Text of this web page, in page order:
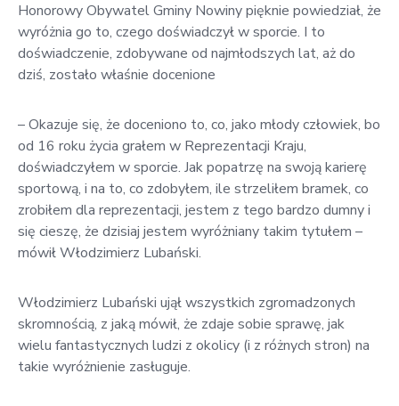
Honorowy Obywatel Gminy Nowiny pięknie powiedział, że
wyróżnia go to, czego doświadczył w sporcie. I to
doświadczenie, zdobywane od najmłodszych lat, aż do
dziś, zostało właśnie docenione
– Okazuje się, że doceniono to, co, jako młody człowiek, bo
od 16 roku życia grałem w Reprezentacji Kraju,
doświadczyłem w sporcie. Jak popatrzę na swoją karierę
sportową, i na to, co zdobyłem, ile strzeliłem bramek, co
zrobiłem dla reprezentacji, jestem z tego bardzo dumny i
się cieszę, że dzisiaj jestem wyróżniany takim tytułem –
mówił Włodzimierz Lubański.
Włodzimierz Lubański ujął wszystkich zgromadzonych
skromnością, z jaką mówił, że zdaje sobie sprawę, jak
wielu fantastycznych ludzi z okolicy (i z różnych stron) na
takie wyróżnienie zasługuje.